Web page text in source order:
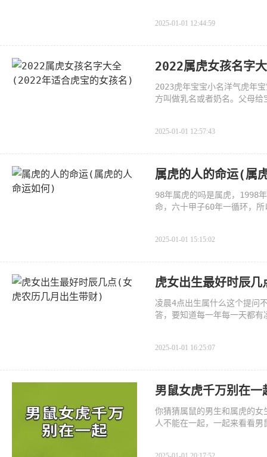
2025-01-01 12:44:59
2022属虎女孩名字
2023虎年宝宝小名洋气虎年
方叫做乳名或者奶名。父母
2025-01-01 12:57:43
属虎的人的命运(属
98年属虎的吗是属虎，1998
命，六十甲子60年一循环，
2025-01-01 15:15:02
虎女出生最好时辰
凌晨4点出生属什么这个提问
答，要知道每一年每一天都
2025-01-01 16:25:07
男鼠女虎千万别在
你猜猜属鼠的男生和属虎的
人不能在一起，一起来看看